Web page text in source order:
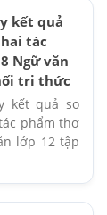
kết quả
tác
Ngữ văn
tri thức
kết quả so
phẩm thơ
lớp 12 tập